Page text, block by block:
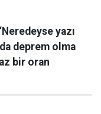
yazı
deprem olma
bir oran